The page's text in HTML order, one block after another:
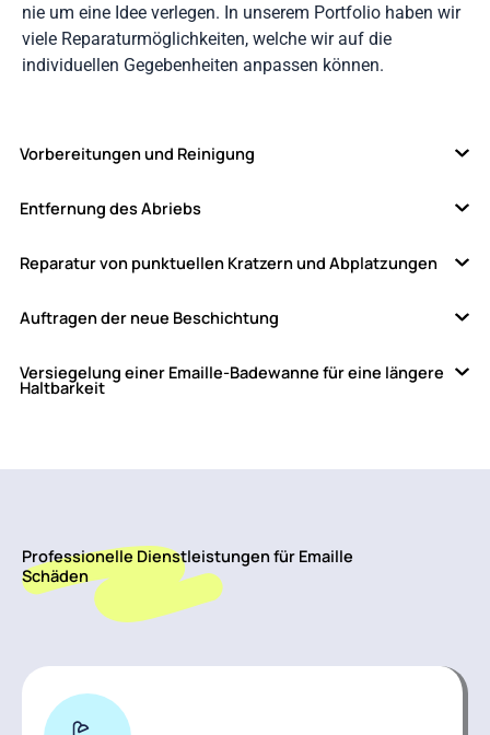
nie um eine Idee verlegen. In unserem Portfolio haben wir
viele Reparaturmöglichkeiten, welche wir auf die
individuellen Gegebenheiten anpassen können.
Vorbereitungen und Reinigung
Entfernung des Abriebs
Reparatur von punktuellen Kratzern und Abplatzungen
Auftragen der neue Beschichtung
Versiegelung einer Emaille-Badewanne für eine längere
Haltbarkeit
Professionelle Dienstleistungen für Emaille
Schäden